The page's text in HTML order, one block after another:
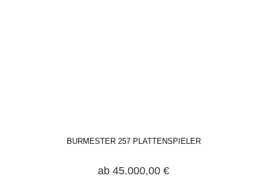
BURMESTER 257 PLATTENSPIELER
ab 45.000,00 €